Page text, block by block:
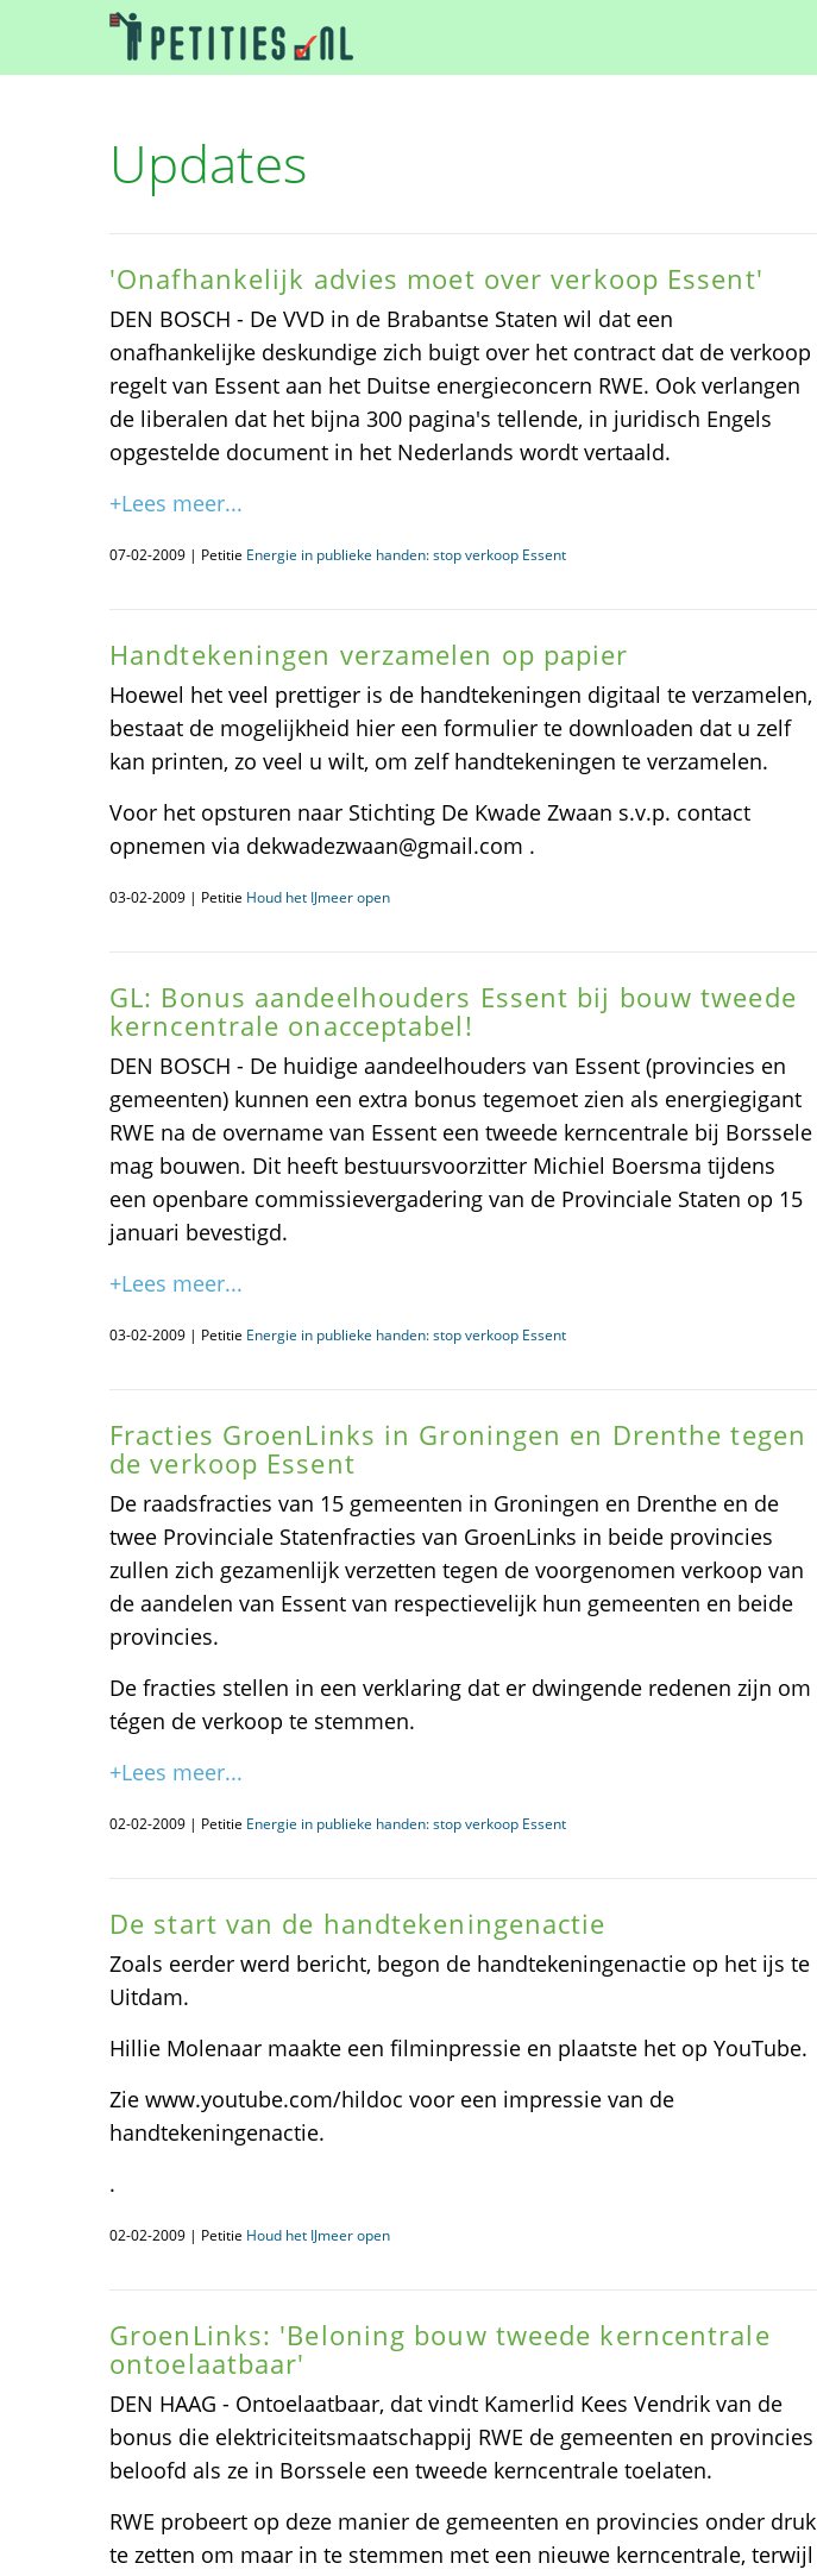
Updates
'Onafhankelijk advies moet over verkoop Essent'
DEN BOSCH - De VVD in de Brabantse Staten wil dat een
onafhankelijke deskundige zich buigt over het contract dat de verkoop
regelt van Essent aan het Duitse energieconcern RWE. Ook verlangen
de liberalen dat het bijna 300 pagina's tellende, in juridisch Engels
opgestelde document in het Nederlands wordt vertaald.
+Lees meer...
07-02-2009 | Petitie Energie in publieke handen: stop verkoop Essent
Handtekeningen verzamelen op papier
Hoewel het veel prettiger is de handtekeningen digitaal te verzamelen,
bestaat de mogelijkheid hier een formulier te downloaden dat u zelf
kan printen, zo veel u wilt, om zelf handtekeningen te verzamelen.
Voor het opsturen naar Stichting De Kwade Zwaan s.v.p. contact
opnemen via dekwadezwaan@gmail.com .
03-02-2009 | Petitie Houd het IJmeer open
GL: Bonus aandeelhouders Essent bij bouw tweede
kerncentrale onacceptabel!
DEN BOSCH - De huidige aandeelhouders van Essent (provincies en
gemeenten) kunnen een extra bonus tegemoet zien als energiegigant
RWE na de overname van Essent een tweede kerncentrale bij Borssele
mag bouwen. Dit heeft bestuursvoorzitter Michiel Boersma tijdens
een openbare commissievergadering van de Provinciale Staten op 15
januari bevestigd.
+Lees meer...
03-02-2009 | Petitie Energie in publieke handen: stop verkoop Essent
Fracties GroenLinks in Groningen en Drenthe tegen
de verkoop Essent
De raadsfracties van 15 gemeenten in Groningen en Drenthe en de
twee Provinciale Statenfracties van GroenLinks in beide provincies
zullen zich gezamenlijk verzetten tegen de voorgenomen verkoop van
de aandelen van Essent van respectievelijk hun gemeenten en beide
provincies.
De fracties stellen in een verklaring dat er dwingende redenen zijn om
tégen de verkoop te stemmen.
+Lees meer...
02-02-2009 | Petitie Energie in publieke handen: stop verkoop Essent
De start van de handtekeningenactie
Zoals eerder werd bericht, begon de handtekeningenactie op het ijs te
Uitdam.
Hillie Molenaar maakte een filminpressie en plaatste het op YouTube.
Zie www.youtube.com/hildoc voor een impressie van de
handtekeningenactie.
.
02-02-2009 | Petitie Houd het IJmeer open
GroenLinks: 'Beloning bouw tweede kerncentrale
ontoelaatbaar'
DEN HAAG - Ontoelaatbaar, dat vindt Kamerlid Kees Vendrik van de
bonus die elektriciteitsmaatschappij RWE de gemeenten en provincies
beloofd als ze in Borssele een tweede kerncentrale toelaten.
RWE probeert op deze manier de gemeenten en provincies onder druk
te zetten om maar in te stemmen met een nieuwe kerncentrale, terwijl